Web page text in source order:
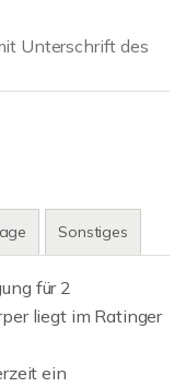
Unterschrift des
Sonstiges
für 2
liegt im Ratinger
ein